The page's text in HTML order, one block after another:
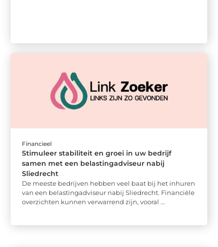
Financieel
Stimuleer stabiliteit en groei in uw bedrijf
samen met een belastingadviseur nabij
Sliedrecht
De meeste bedrijven hebben veel baat bij het inhuren
van een belastingadviseur nabij Sliedrecht. Financiële
overzichten kunnen verwarrend zijn, vooral ...